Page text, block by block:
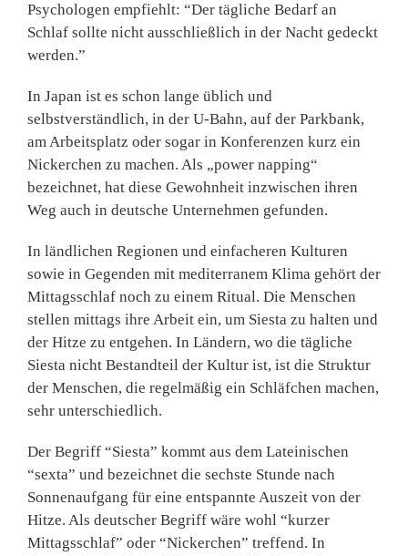
Psychologen empfiehlt: “Der tägliche Bedarf an
Schlaf sollte nicht ausschließ­lich in der Nacht gedeckt
werden.”
In Japan ist es schon lange üblich und
selbstverständlich, in der U-Bahn, auf der Parkbank,
am Arbeitsplatz oder sogar in Konferenzen kurz ein
Nickerchen zu machen. Als „power napping“
bezeichnet, hat diese Gewohnheit inzwischen ihren
Weg auch in deutsche Unternehmen gefunden.
In ländlichen Regionen und einfacheren Kulturen
sowie in Gegenden mit mediterranem Kli­ma gehört der
Mittagsschlaf noch zu einem Ritual. Die Menschen
stellen mittags ihre Arbeit ein, um Siesta zu halten und
der Hitze zu entgehen. In Ländern, wo die tägliche
Siesta nicht Bestandteil der Kultur ist, ist die Struktur
der Menschen, die regelmäßig ein Schläfchen machen,
sehr unterschiedlich.
Der Begriff “Siesta” kommt aus dem Lateinischen
“sexta” und bezeichnet die sechste Stunde nach
Sonnenaufgang für eine entspannte Auszeit von der
Hitze. Als deutscher Begriff wäre wohl “kurzer
Mittagsschlaf” oder “Nickerchen” treffend. In